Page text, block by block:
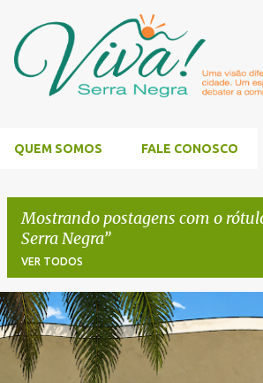
Pular para o conteúdo
QUEM SOMOS FALE CONOSCO
Mostrando postagens com o
Serra Negra
VER TODOS
P
o